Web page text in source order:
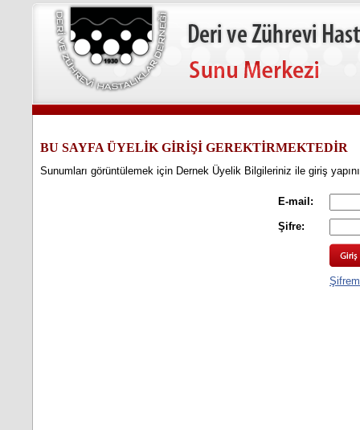
BU SAYFA ÜYELİK GİRİŞİ GEREKTİRMEKTEDİR
Sunumları görüntülemek için Dernek Üyelik Bilgileriniz ile giriş
E-mail:
Şifre: